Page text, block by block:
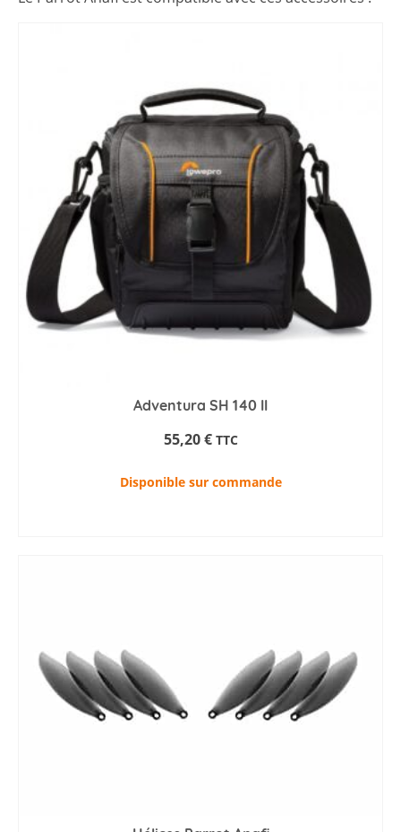
Adventura SH 140 II
55,20€ TTC
Disponible sur commande